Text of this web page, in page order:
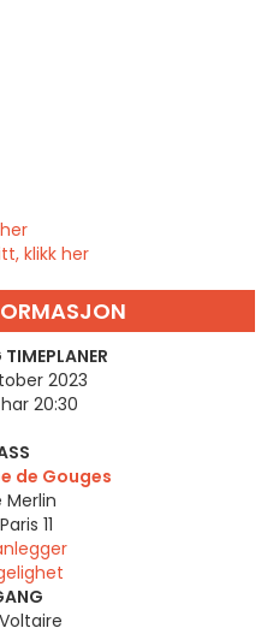
klikk her
2023
20:30
de Gouges
Merlin
Paris 11